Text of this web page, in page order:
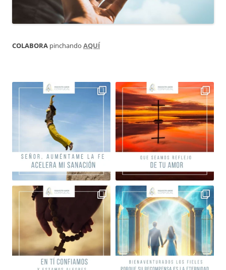
COLABORA pinchando AQUÍ